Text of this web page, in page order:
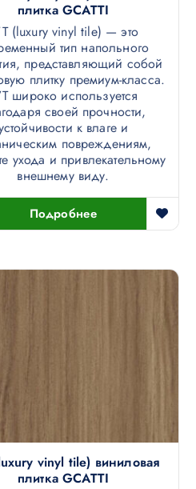
плитка GCATTI
(luxury vinyl tile) — это
тип напольного
представляющий собой
плитку премиум-класса.
широко используется
своей прочности,
к влаге и
повреждениям,
ухода и привлекательному
внешнему виду.
Подробнее
vinyl tile) виниловая
плитка GCATTI